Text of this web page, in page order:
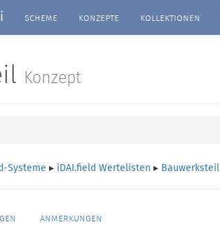
scheme konzepte kollektionen
Konzept
Systeme ▸ iDAI.field Wertelisten ▸ Bauwerksteil
anmerkungen